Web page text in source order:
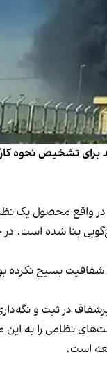
برای تشخیص نحوه‌
در واقع محصول یک
بنا شده است.
بسیج نکرده
در ثبت و
نظامی را به این
است.